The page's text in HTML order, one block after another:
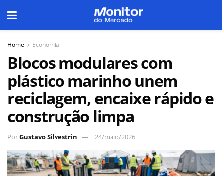
Home Economia
Blocos modulares com
plástico marinho unem
reciclagem, encaixe rápido e
construção limpa
PorGustavo Silvestrin 24/maio/2026